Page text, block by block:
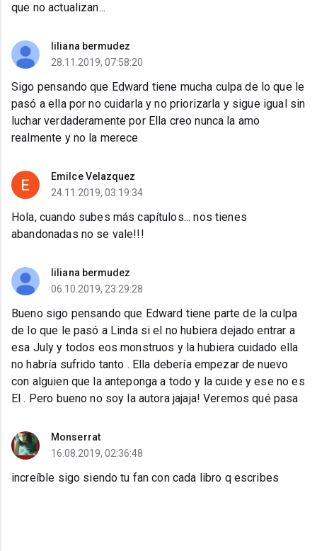
que no actualizan...
liliana bermudez
28.11.2019, 07:58:20
Sigo pensando que Edward tiene mucha culpa de lo que le
pasó a ella por no cuidarla y no priorizarla y sigue igual sin
luchar verdaderamente por Ella creo nunca la amo
realmente y no la merece
Emilce Velazquez
24.11.2019, 03:19:34
Hola, cuando subes más capítulos... nos tienes
abandonadas no se vale!!!
liliana bermudez
06.10.2019, 23:29:28
Bueno sigo pensando que Edward tiene parte de la culpa
de lo que le pasó a Linda si el no hubiera dejado entrar a
esa July y todos eos monstruos y la hubiera cuidado ella
no habría sufrido tanto . Ella debería empezar de nuevo
con alguien que la anteponga a todo y la cuide y ese no es
El . Pero bueno no soy la autora jajaja! Veremos qué pasa
Monserrat
16.08.2019, 02:36:48
increíble sigo siendo tu fan con cada libro q escribes